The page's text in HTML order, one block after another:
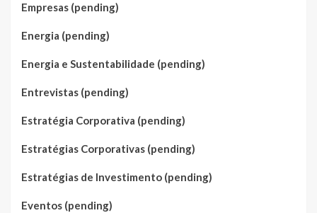
Empresas (pending)
Energia (pending)
Energia e Sustentabilidade (pending)
Entrevistas (pending)
Estratégia Corporativa (pending)
Estratégias Corporativas (pending)
Estratégias de Investimento (pending)
Eventos (pending)